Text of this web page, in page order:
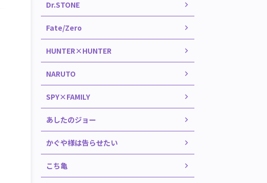
Dr.STONE
Fate/Zero
HUNTER×HUNTER
NARUTO
SPY×FAMILY
あしたのジョー
かぐや様は告らせたい
こち亀